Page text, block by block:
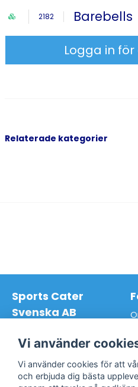
2182 Barebells
Logga in
Relaterade kategorier
Sports Cater
Svenska AB
145 63 Norsborg
Org.nr: 559024-7762
Mail:
info@sportscater.se
Vi använder
Vi använder cookies för att
och erbjuda dig bästa